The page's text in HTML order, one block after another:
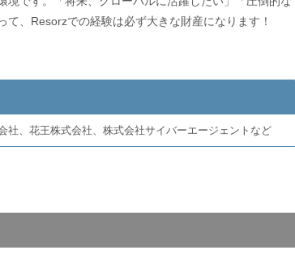
、Resorzでの経験は必ず大きな財産になります！
社、花王株式会社、株式会社サイバーエージェントなど